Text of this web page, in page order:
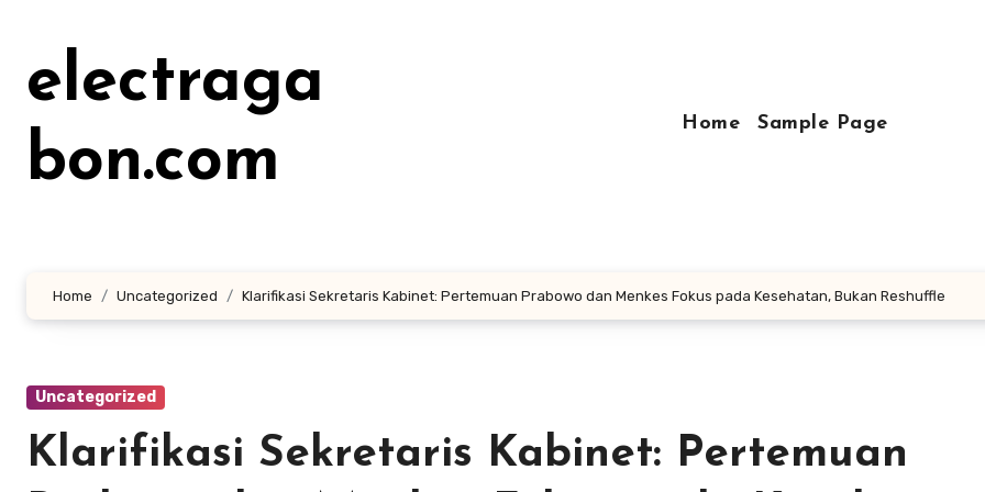
kontenelectraga
bon.com
Home Sample Page
Home Uncategorized Klarifikasi Sekretaris Kabinet: Pertemuan Prabowo dan Menkes Fokus pada Kesehatan, Bukan Reshuffle
Uncategorized
Klarifikasi Sekretaris Kabinet: Pertemuan